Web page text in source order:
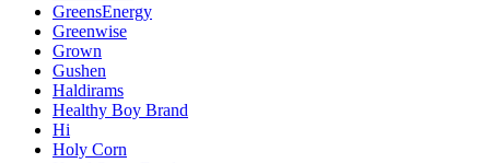
GreensEnergy
Greenwise
Grown
Gushen
Haldirams
Healthy Boy Brand
Hi
Holy Corn